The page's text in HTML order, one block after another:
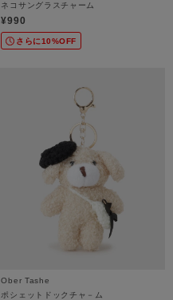
ネコサングラスチャーム
¥990
さらに10%OFF
Ober Tashe
ポシェットドックチャ－ム